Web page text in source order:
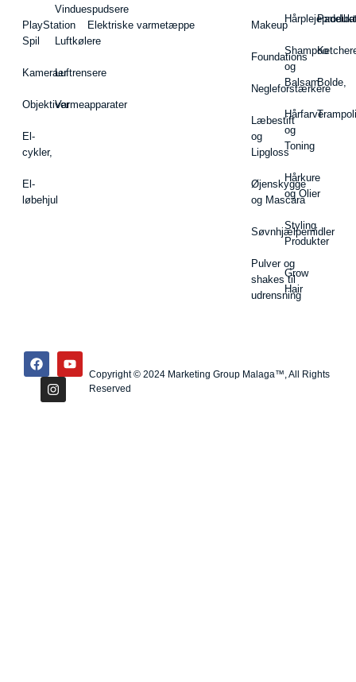
PlayStation
Spil
Kameraer
Objektiver
El-
cykler,
El-
løbehjul
Vinduespudsere
Luftkølere
Luftrensere
Varmeapparater
Elektriske varmetæppe Makeup
Foundations
Negleforstærkere
Læbestift
og
Lipgloss
Øjenskygge
og Mascara
Søvnhjælpemidler
Pulver og
shakes til
udrensning
Shampoo
og
Balsam
Hårfarve
og
Toning
Hårkure
og Olier
Styling
Produkter
Grow
Hair
Bolde,
Copyright © 2024 Marketing Group Malaga™, All Rights
Reserved